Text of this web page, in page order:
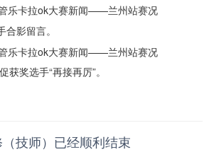
影留言。
奖选手“再接再厉”。
（技师）已经顺利结束